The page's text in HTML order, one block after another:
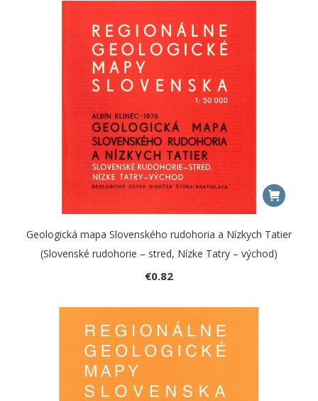
Geologická mapa Slovenského rudohoria a Nízkych Tatier
(Slovenské rudohorie – stred, Nízke Tatry – východ)
€0.82